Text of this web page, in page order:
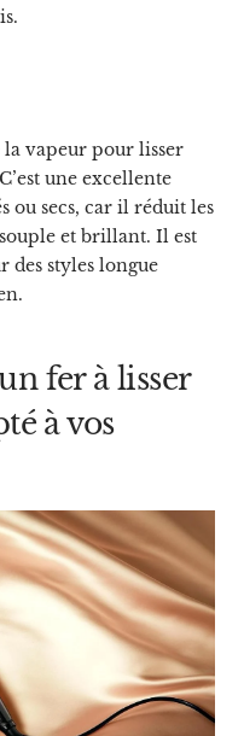
la vapeur pour lisser
une excellente
ou secs, car il réduit les
et brillant. Il est
styles longue
fer à lisser
à vos